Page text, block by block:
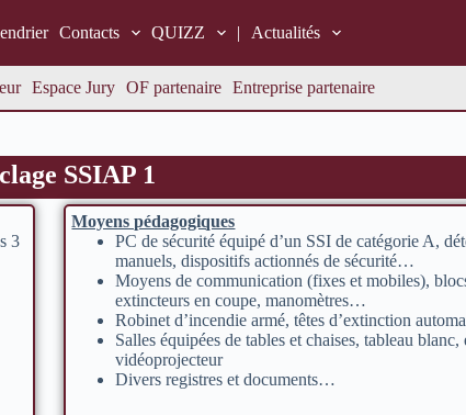
Contacts QUIZZ | Actualités
Espace Jury OF partenaire Entreprise partenaire
SSIAP 1
3
Moyens pédagogiques
PC de sécurité équipé d’un SSI de catégorie A,
manuels, dispositifs actionnés de sécurité…
Moyens de communication (fixes et mobiles),
extincteurs en coupe, manomètres…
Robinet d’incendie armé, têtes d’extinction
Salles équipées de tables et chaises, tableau
vidéoprojecteur
Divers registres et documents…